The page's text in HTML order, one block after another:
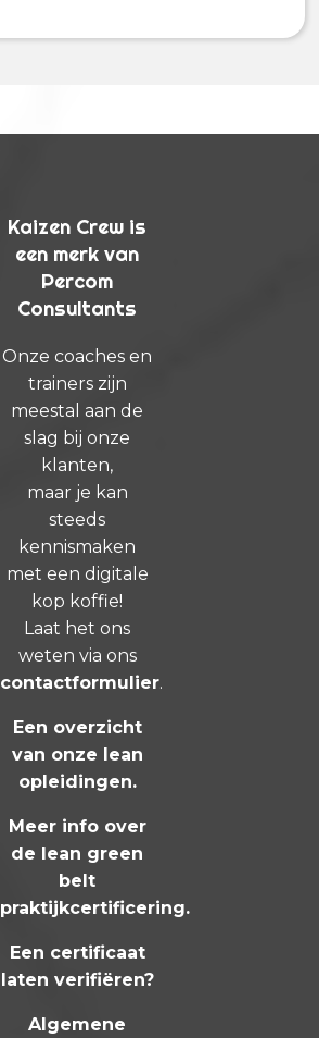
Kaizen Crew is
een merk van
Percom
Consultants
Onze coaches en
trainers zijn
meestal aan de
slag bij onze
klanten,
maar je kan
steeds
kennismaken
met een digitale
kop koffie!
Laat het ons
weten via ons
contactformulier.
Een overzicht
van onze lean
opleidingen.
Meer info over
de lean green
belt
praktijkcertificering.
Een certificaat
laten verifiëren?
Algemene